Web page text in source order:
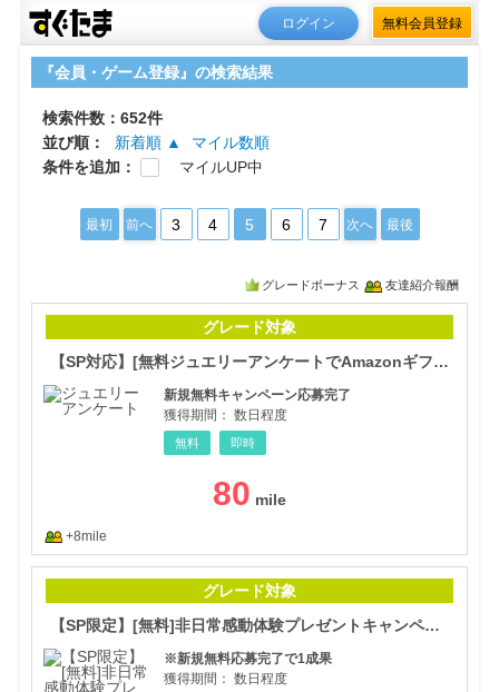
ログイン 無料会員登録
『会員・ゲーム登録』の検索結果
検索件数：652件
並び順：
新着順 ▲
マイル数順
条件を追加：
マイルUP中
最初 前へ 3 4 5 6 7 次へ 最後
グレードボーナス 友達紹介報酬
グレード対象
【SP対応】[無料ジュエリーアンケートでAmazonギフト券プレゼント<AI兼用>
新規無料キャンペーン応募完了
獲得期間： 数日程度
無料 即時
80
+8mile
グレード対象
【SP限定】[無料]非日常感動体験プレゼントキャンペーン
※新規無料応募完了で1成果
獲得期間： 数日程度